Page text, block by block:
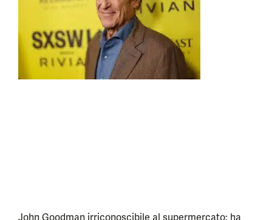
John Goodman irriconoscibile al supermercato: ha